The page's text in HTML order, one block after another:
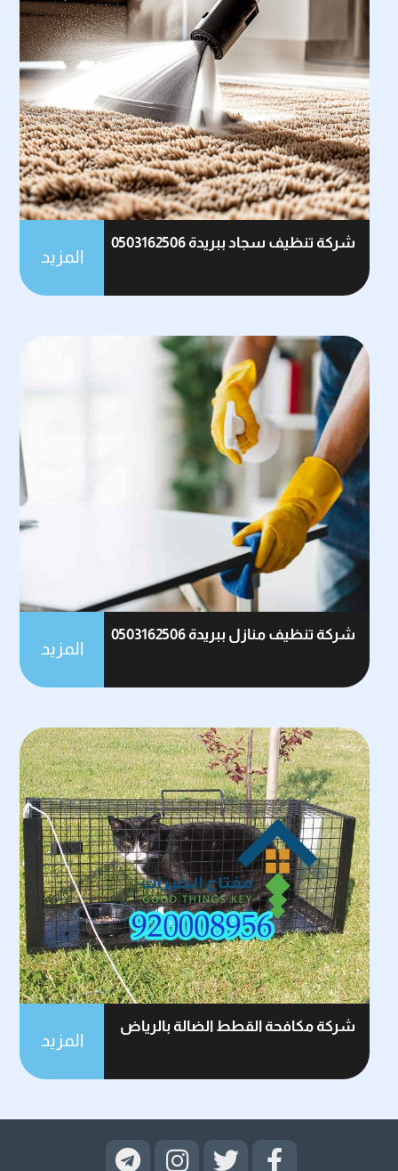
شركة تنظيف سجاد ببريدة 0503162506
المزيد
شركة تنظيف منازل ببريدة 0503162506
المزيد
شركة مكافحة القطط الضالة بالرياض
المزيد